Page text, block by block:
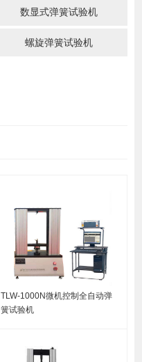
数显式弹簧试验机
螺旋弹簧试验机
TLW-1000N微机控制全自动弹
簧试验机